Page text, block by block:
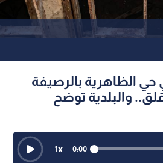
الظاهرية بالرصيفة
والبلدية توضح
0:00
1x